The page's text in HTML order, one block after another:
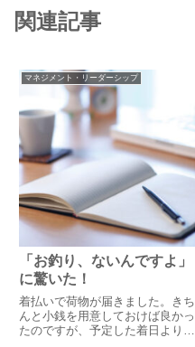
関連記事
マネジメント・リーダーシップ
「お釣り、ないんですよ」
に驚いた！
着払いで荷物が届きました。きち
んと小銭を用意しておけば良かっ
たのですが、予定した着日よりも